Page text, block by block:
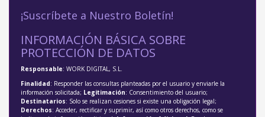
¡Suscríbete a Nuestro Boletín!
INFORMACIÓN BÁSICA SOBRE
PROTECCIÓN DE DATOS
Responsable: WORK DIGITAL, S.L.
Finalidad: Responder las consultas planteadas por el usuario y enviarle la
información solicitada; Legitimación: Consentimiento del usuario;
Destinatarios: Solo se realizan cesiones si existe una obligación legal;
Derechos: Acceder, rectificar y suprimir, así como otros derechos, como se